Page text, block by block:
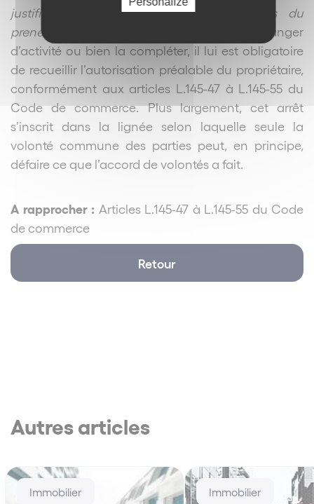
justifiant la résiliation du bail aux torts du
preneur
». En effet, si le preneur souhaite changer
d’activité ou bien la compléter, il lui est obligatoire
de recueillir l’autorisation préalable du propriétaire,
conformément aux articles L.145-47 à L.145-55 du
Code de commerce. Plus largement, cet arrêt
s’inscrit dans la lignée selon laquelle seule la
volonté commune des parties peut, en principe,
défaire ce que l’accord de volontés a fait.
A rapprocher : Articles L.145-47 à L.145-55 du Code
de commerce
Retour
Autres articles
Immobilier Immobilier